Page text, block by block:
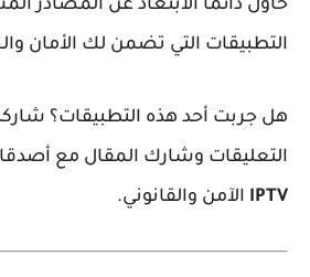
حاول دائمًا الابتعاد عن المصادر
التطبيقات التي تضمن لك الأمان
هل جربت أحد هذه التطبيقات؟
التعليقات وشارك المقال مع
IPTV الآمن والقانوني.